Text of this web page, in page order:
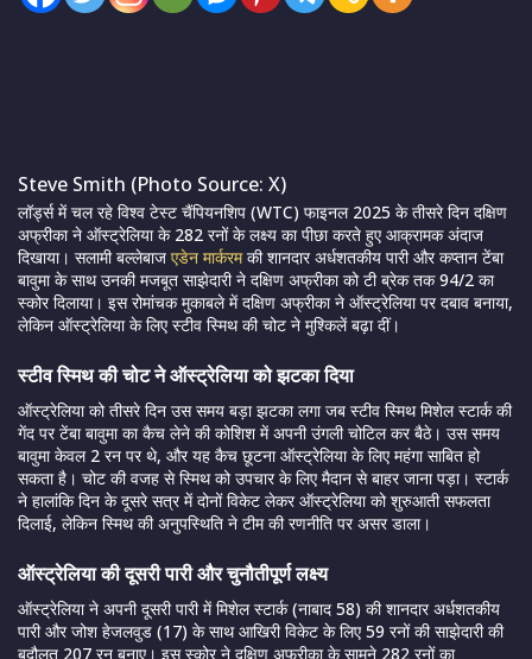
Steve Smith (Photo Source: X)
लॉर्ड्स में चल रहे विश्व टेस्ट चैंपियनशिप (WTC) फाइनल 2025 के तीसरे दिन दक्षिण
अफ्रीका ने ऑस्ट्रेलिया के 282 रनों के लक्ष्य का पीछा करते हुए आक्रामक अंदाज
दिखाया। सलामी बल्लेबाज एडेन मार्करमकी शानदार अर्धशतकीय पारी और कप्तान टेंबा
बावुमा के साथ उनकी मजबूत साझेदारी ने दक्षिण अफ्रीका को टी ब्रेक तक 94/2 का
स्कोर दिलाया। इस रोमांचक मुकाबले में दक्षिण अफ्रीका ने ऑस्ट्रेलिया पर दबाव बनाया,
लेकिन ऑस्ट्रेलिया के लिए स्टीव स्मिथ की चोट ने मुश्किलें बढ़ा दीं।
स्टीव स्मिथ की चोट ने ऑस्ट्रेलिया को झटका दिया
ऑस्ट्रेलिया को तीसरे दिन उस समय बड़ा झटका लगा जब स्टीव स्मिथ मिशेल स्टार्क की
गेंद पर टेंबा बावुमा का कैच लेने की कोशिश में अपनी उंगली चोटिल कर बैठे। उस समय
बावुमा केवल 2 रन पर थे, और यह कैच छूटना ऑस्ट्रेलिया के लिए महंगा साबित हो
सकता है। चोट की वजह से स्मिथ को उपचार के लिए मैदान से बाहर जाना पड़ा। स्टार्क
ने हालांकि दिन के दूसरे सत्र में दोनों विकेट लेकर ऑस्ट्रेलिया को शुरुआती सफलता
दिलाई, लेकिन स्मिथ की अनुपस्थिति ने टीम की रणनीति पर असर डाला।
ऑस्ट्रेलिया की दूसरी पारी और चुनौतीपूर्ण लक्ष्य
ऑस्ट्रेलिया ने अपनी दूसरी पारी में मिशेल स्टार्क (नाबाद 58) की शानदार अर्धशतकीय
पारी और जोश हेजलवुड (17) के साथ आखिरी विकेट के लिए 59 रनों की साझेदारी की
बदौलत 207 रन बनाए। इस स्कोर ने दक्षिण अफ्रीका के सामने 282 रनों का